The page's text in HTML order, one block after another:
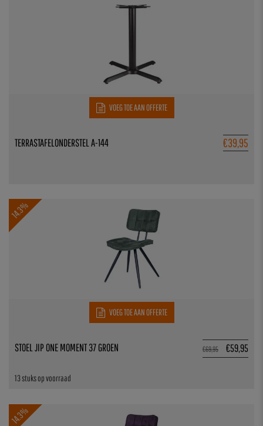
VOEG TOE AAN OFFERTE
€39,95
TERRASTAFELONDERSTEL A-144
14.3%
VOEG TOE AAN OFFERTE
€69,95 €59,95
13 stuks op voorraad
STOEL JIP ONE MOMENT 37 GROEN
14.3%